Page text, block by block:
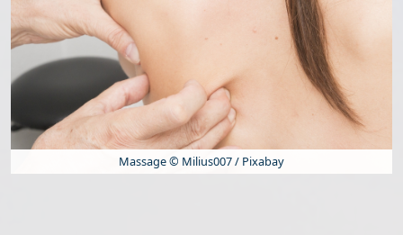
Massage © Milius007 / Pixabay